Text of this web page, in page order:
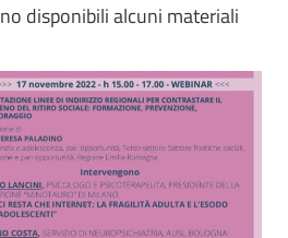
disponibili alcuni materiali